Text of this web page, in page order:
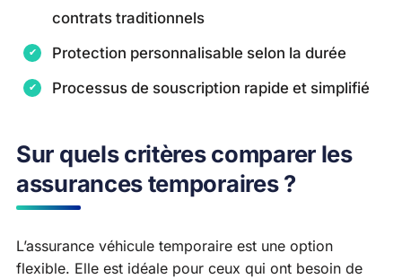
contrats traditionnels
Protection personnalisable selon la durée
Processus de souscription rapide et simplifié
Sur quels critères comparer les
assurances temporaires ?
L’assurance véhicule temporaire est une option
flexible. Elle est idéale pour ceux qui ont besoin de